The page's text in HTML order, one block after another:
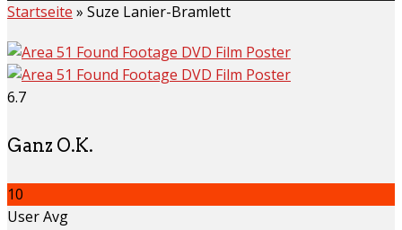
Startseite » Suze Lanier-Bramlett
6.7
Ganz O.K.
10
User Avg